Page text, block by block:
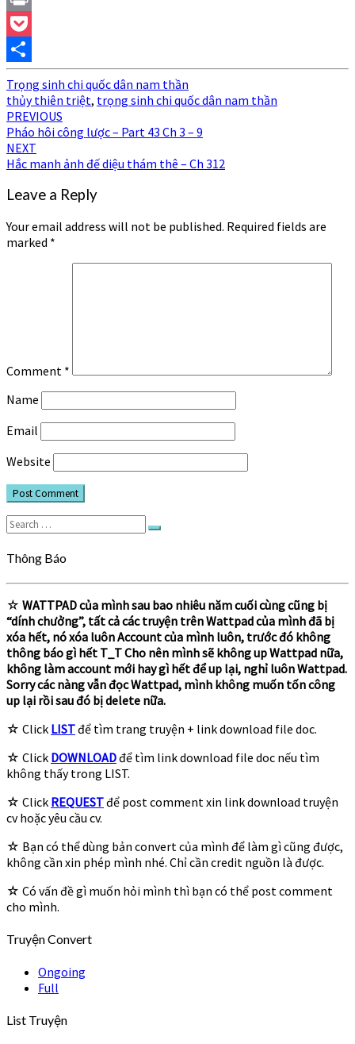
Print
Pocket
Share
Trọng sinh chi quốc dân nam thần
thủy thiên triệt, trọng sinh chi quốc dân nam thần
Post
navigation
PREVIOUS
Pháo hôi công lược – Part 43 Ch 3 – 9
NEXT
Hắc manh ảnh đế diệu thám thê – Ch 312
Leave a Reply
Your email address will not be published. Required fields are
marked *
Comment *
Name
Email
Website
Search
for:
Search
Thông Báo
☆ WATTPAD của mình sau bao nhiêu năm cuối cùng cũng bị
“dính chưởng”, tất cả các truyện trên Wattpad của mình đã bị
xóa hết, nó xóa luôn Account của mình luôn, trước đó không
thông báo gì hết T_T Cho nên mình sẽ không up Wattpad nữa,
không làm account mới hay gì hết để up lại, nghỉ luôn Wattpad.
Sorry các nàng vẫn đọc Wattpad, mình không muốn tốn công
up lại rồi sau đó bị delete nữa.
☆ Click LISTđể tìm trang truyện + link download file doc.
☆ Click DOWNLOADđể tìm link download file doc nếu tìm
không thấy trong LIST.
☆ Click REQUESTđể post comment xin link download truyện
cv hoặc yêu cầu cv.
☆ Bạn có thể dùng bản convert của mình để làm gì cũng được,
không cần xin phép mình nhé. Chỉ cần credit nguồn là được.
☆ Có vấn đề gì muốn hỏi mình thì bạn có thể post comment
cho mình.
Truyện Convert
Ongoing
Full
List Truyện